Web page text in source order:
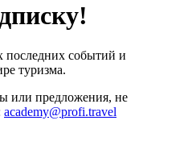
последних событий и
туризма.
или предложения, не
academy@profi.travel